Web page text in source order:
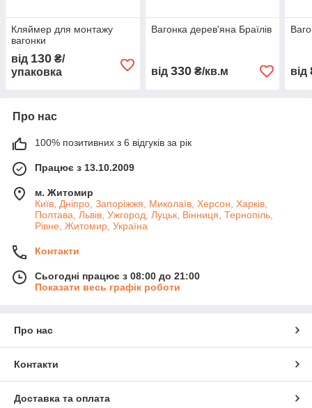
Кляймер для монтажу
вагонки
від 130 ₴/
упаковка
Вагонка дерев'яна Браїлів
від 330₴/кв.м від
Про нас
100% позитивних з 6 відгуків за рік
Працює з 13.10.2009
м. Житомир
Київ, Дніпро, Запоріжжя, Миколаїв, Херсон, Харків,
Полтава, Львів, Ужгород, Луцьк, Вінниця, Тернопіль,
Рівне, Житомир, Україна
Контакти
Сьогодні працює з 08:00 до 21:00
Показати весь графік роботи
Про нас
Контакти
Доставка та оплата